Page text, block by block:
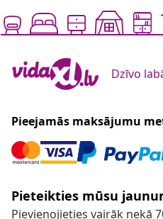
Dzīvo
Pieejamās maksājumu
Pieteikties mūsu
Pievienojieties vairāk nekā